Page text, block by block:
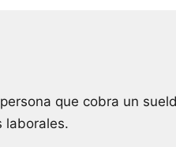
que cobra un
laborales.